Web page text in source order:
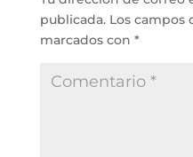
publicada. Los campos
marcados con *